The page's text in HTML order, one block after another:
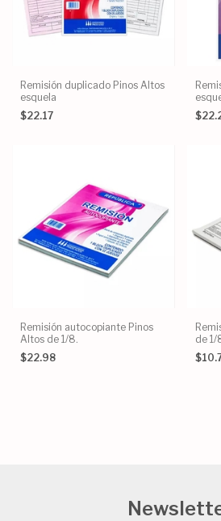
Remisión duplicado Pinos Altos
esquela
$22.17
Remisión autocopiante Pinos
Altos de 1/8.
$22.98
de 1/8